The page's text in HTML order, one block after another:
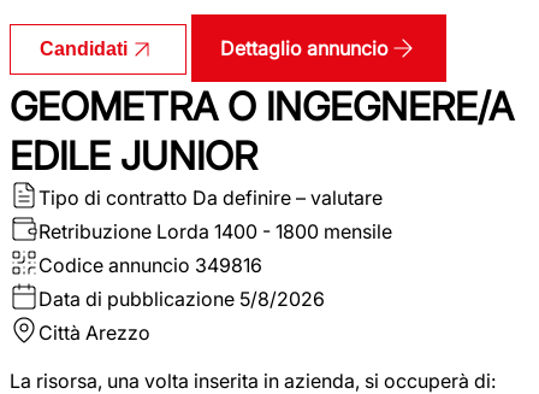
Candidati Dettaglio annuncio
GEOMETRA O INGEGNERE/A
EDILE JUNIOR
Tipo di contratto Da definire – valutare
Retribuzione Lorda 1400 - 1800 mensile
Codice annuncio 349816
Data di pubblicazione 5/8/2026
Città Arezzo
La risorsa, una volta inserita in azienda, si occuperà di: